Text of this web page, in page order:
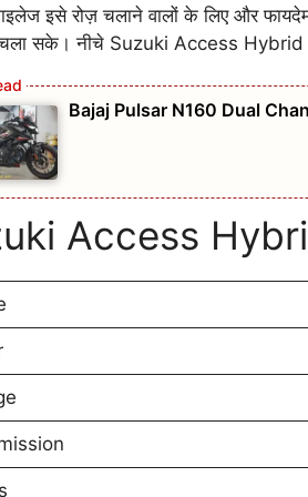
इसे रोज़ चलाने वालों के लिए और
सके। नीचे Suzuki Access Hybrid
Bajaj Pulsar N160 Dual
Access